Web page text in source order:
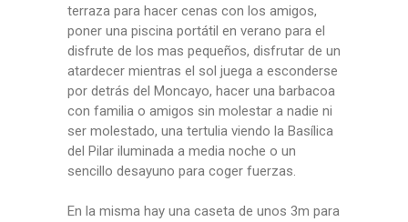
terraza para hacer cenas con los amigos,
poner una piscina portátil en verano para el
disfrute de los mas pequeños, disfrutar de un
atardecer mientras el sol juega a esconderse
por detrás del Moncayo, hacer una barbacoa
con familia o amigos sin molestar a nadie ni
ser molestado, una tertulia viendo la Basílica
del Pilar iluminada a media noche o un
sencillo desayuno para coger fuerzas.
En la misma hay una caseta de unos 3m para